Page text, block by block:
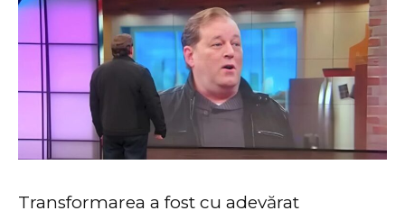
Transformarea a fost cu adevărat